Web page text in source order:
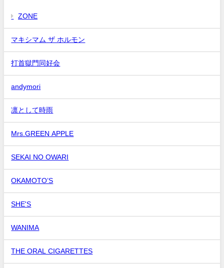
ZONE
マキシマム ザ ホルモン
打首獄門同好会
andymori
凛として時雨
Mrs.GREEN APPLE
SEKAI NO OWARI
OKAMOTO’S
SHE'S
WANIMA
THE ORAL CIGARETTES